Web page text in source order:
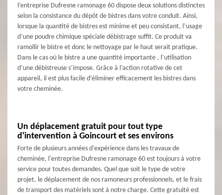
l’entreprise Dufresne ramonage 60 dispose deux solutions distinctes
selon la consistance du dépôt de bistres dans votre conduit. Ainsi,
lorsque la quantité de bistres est minime et peu consistant, l’usage
d’une poudre chimique spéciale débistrage suffit. Ce produit va
ramollir le bistre et donc le nettoyage par le haut serait pratique.
Dans le cas où le bistre a une quantité importante , l’utilisation
d’une débistreuse s’impose. Grâce à l’action rotative de cet
appareil, il est plus facile d’éliminer efficacement les bistres dans
votre cheminée.
Un déplacement gratuit pour tout type
d'intervention à Goincourt et ses environs
Forte de plusieurs années d'expérience dans les travaux de
cheminée, l'entreprise Dufresne ramonage 60 est toujours à votre
service pour toutes demandes. Quel que soit le type de votre
projet, le déplacement de nos ramoneurs professionnels, et le frais
de transport des matériels sont à notre charge. Cette gratuité est